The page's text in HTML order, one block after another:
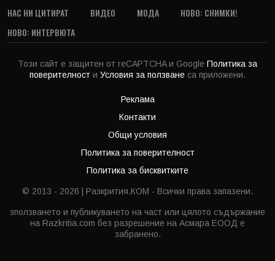
НАС НИ ЦИТИРАТ
ВИДЕО МОДА
НОВО: СНИМКИ!
НОВО: ИНТЕРВЮТА
Този сайт е защитен от reCAPTCHA и Google Политика за
поверителност и Условия за ползване са приложени.
Реклама
Контакти
Общи условия
Политика за поверителност
Политика за бисквитките
© 2013 - 2026 | Разкрития.КОМ - Всички права запазени.
зползването и публикуването на част или цялото съдържание
на Razkritia.com без разрешение на Асмара ЕООД е
забранено.